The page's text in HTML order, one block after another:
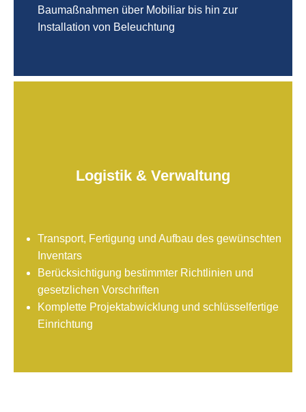
Baumaßnahmen über Mobiliar bis hin zur
Installation von Beleuchtung
Logistik & Verwaltung
Transport, Fertigung und Aufbau des gewünschten
Inventars
Berücksichtigung bestimmter Richtlinien und
gesetzlichen Vorschriften
Komplette Projektabwicklung und schlüsselfertige
Einrichtung